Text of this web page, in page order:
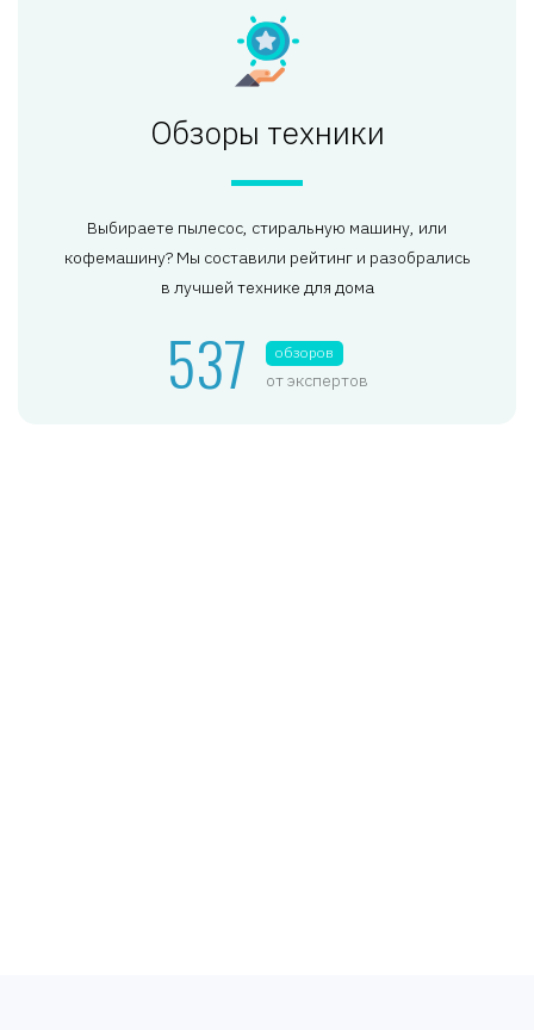
Обзоры техники
Выбираете пылесос, стиральную машину, или
кофемашину? Мы составили рейтинг и разобрались
в лучшей технике для дома
537 обзоров
от экспертов